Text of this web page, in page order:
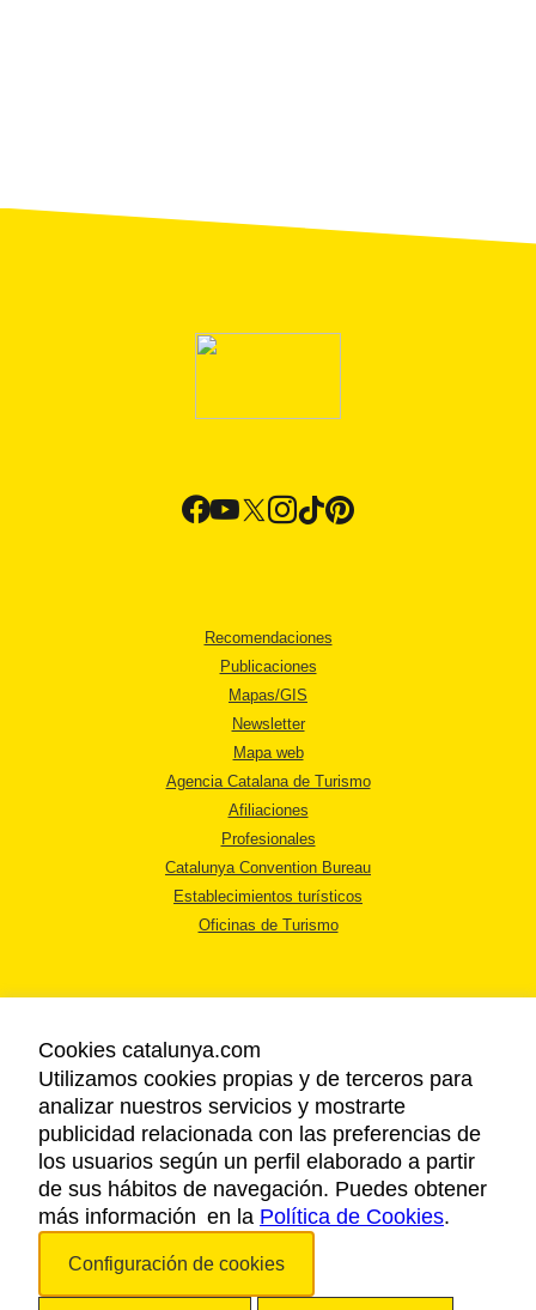
Recomendaciones
Publicaciones
Mapas/GIS
Newsletter
Mapa web
Agencia Catalana de Turismo
Afiliaciones
Profesionales
Catalunya Convention Bureau
Establecimientos turísticos
Oficinas de Turismo
AVISO LEGAL
POLÍTICA DE PRIVACIDAD
COOKIES
ACCESSIBILIDAD
Copyright © 2026. Agencia Catalana de Turismo. Todos los derechos
Cookies catalunya.com
Utilizamos cookies propias y de terceros para
analizar nuestros servicios y mostrarte
publicidad relacionada con las preferencias de
los usuarios según un perfil elaborado a partir
de sus hábitos de navegación. Puedes obtener
más información en la Política de Cookies.
Configuración de cookies